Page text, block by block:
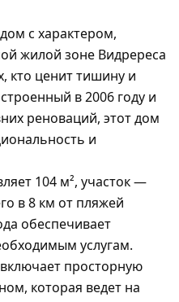
с характером,
жилой зоне Видререса
кто ценит тишину и
в 2006 году и
реноваций, этот дом
и
104 м², участок —
в 8 км от пляжей
обеспечивает
услугам.
просторную
которая ведет на